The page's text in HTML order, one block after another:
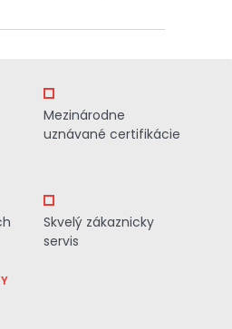
Mezinárodne
uznávané certifikácie
Skvelý zákaznicky
servis